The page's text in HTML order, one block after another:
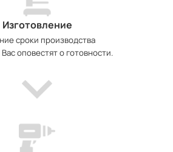
Изготовление
сроки производства
оповестят о готовности.